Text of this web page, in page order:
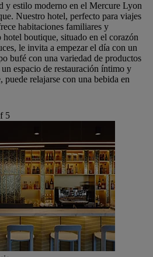
y estilo moderno en el Mercure Lyon
Nuestro hotel, perfecto para viajes
habitaciones familiares y
boutique, situado en el corazón
le invita a empezar el día con un
bufé con una variedad de productos
espacio de restauración íntimo y
puede relajarse con una bebida en
5